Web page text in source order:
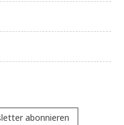
abonnieren